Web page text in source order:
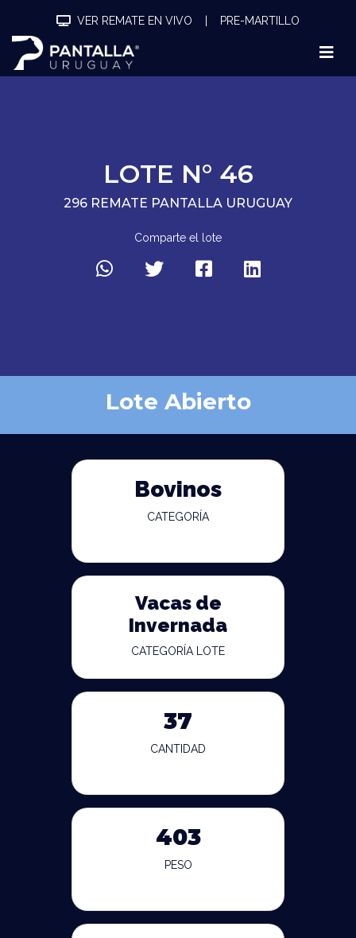
VER REMATE EN VIVO PRE-MARTILLO
LOTE N° 46
296 REMATE PANTALLA URUGUAY
Comparte el lote
Lote Abierto
Bovinos
CATEGORÍA
Vacas de
Invernada
CATEGORÍA LOTE
37
CANTIDAD
403
PESO